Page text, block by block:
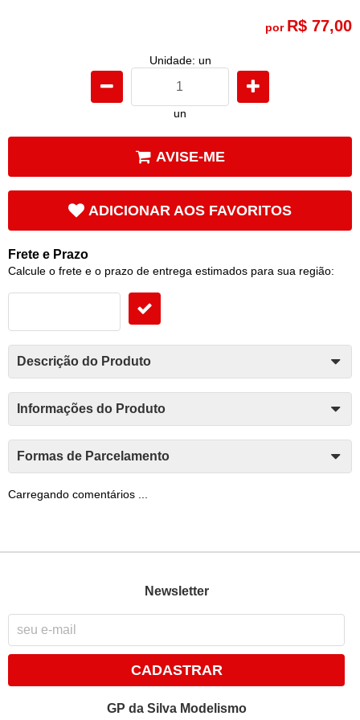
por R$ 77,00
Unidade: un
un
AVISE-ME
ADICIONAR AOS FAVORITOS
Frete e Prazo
Calcule o frete e o prazo de entrega estimados para sua região:
Descrição do Produto
Informações do Produto
Formas de Parcelamento
Carregando comentários ...
Newsletter
CADASTRAR
GP da Silva Modelismo